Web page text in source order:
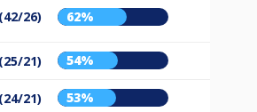
26) 62%
21) 54%
21) 53%